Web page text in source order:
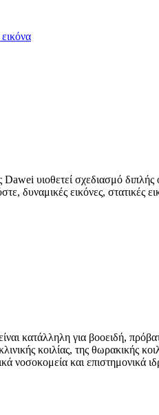
υιοθετεί σχεδιασμό
δυναμικές εικόνες, στατικές
κατάλληλη για βοοειδή,
κοιλίας, της θωρακικής
νοσοκομεία και επιστημονικά